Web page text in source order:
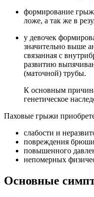
формирование грыж
ложе, а так же в
у девочек
значительно выше
связанная с
развитию
(маточной) трубы.
К основным
генетическое
Паховые грыжи
слабости и
повреждения
повышенного
непомерных
Основные